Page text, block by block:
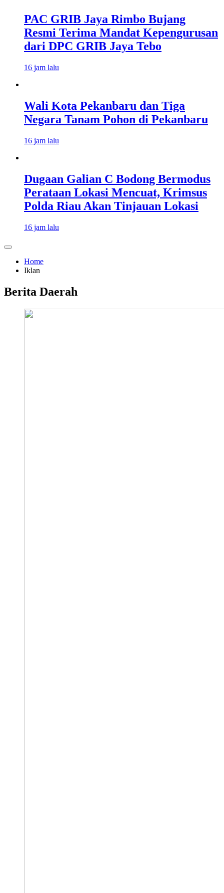
PAC GRIB Jaya Rimbo Bujang
Resmi Terima Mandat Kepengurusan
dari DPC GRIB Jaya Tebo
16 jam lalu
Wali Kota Pekanbaru dan Tiga
Negara Tanam Pohon di Pekanbaru
16 jam lalu
Dugaan Galian C Bodong Bermodus
Perataan Lokasi Mencuat, Krimsus
Polda Riau Akan Tinjauan Lokasi
16 jam lalu
Home
Iklan
Berita Daerah